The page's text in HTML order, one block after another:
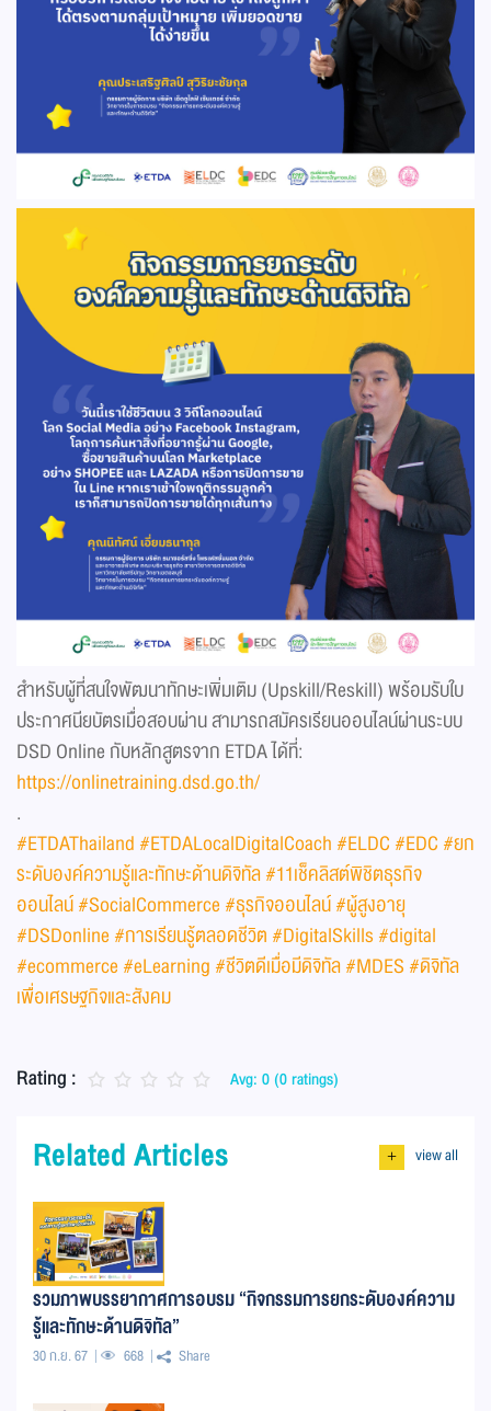
สำหรับผู้ที่สนใจพัฒนาทักษะเพิ่มเติม (Upskill/Reskill) พร้อมรับใบ
ประกาศนียบัตรเมื่อสอบผ่าน สามารถสมัครเรียนออนไลน์ผ่านระบบ
DSD Online กับหลักสูตรจาก ETDA ได้ที่:
https://onlinetraining.dsd.go.th/
.
#ETDAThailand #ETDALocalDigitalCoach #ELDC #EDC #ยก
ระดับองค์ความรู้และทักษะด้านดิจิทัล#11เช็คลิสต์พิชิตธุรกิจ
ออนไลน์#SocialCommerce #ธุรกิจออนไลน์#ผู้สูงอายุ
#DSDonline #การเรียนรู้ตลอดชีวิต #DigitalSkills #digital
#ecommerce #eLearning #ชีวิตดีเมื่อมีดิจิทัล#MDES #ดิจิทัล
เพื่อเศรษฐกิจและสังคม
Rating : Avg: 0 (0 ratings)
Related Articles + view all
รวมภาพบรรยากาศการอบรม “กิจกรรมการยกระดับองค์ความ
รู้และทักษะด้านดิจิทัล”
30 ก.ย. 67 668 Share